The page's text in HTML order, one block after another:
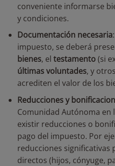
conveniente informarse
y condiciones.
Documentación necesaria:
impuesto, se deberá
bienes, el testamento(si
últimas voluntades, y
acrediten el valor de los
Reducciones y
Comunidad Autónoma en
existir reducciones o
pago del impuesto. Por
reducciones significativas
directos (hijos, cónyuge,